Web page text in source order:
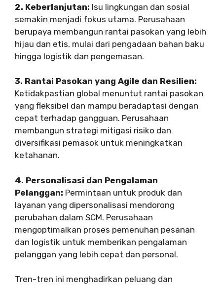
2. Keberlanjutan: Isu lingkungan dan sosial
semakin menjadi fokus utama. Perusahaan
berupaya membangun rantai pasokan yang lebih
hijau dan etis, mulai dari pengadaan bahan baku
hingga logistik dan pengemasan.
3. Rantai Pasokan yang Agile dan Resilien:
Ketidakpastian global menuntut rantai pasokan
yang fleksibel dan mampu beradaptasi dengan
cepat terhadap gangguan. Perusahaan
membangun strategi mitigasi risiko dan
diversifikasi pemasok untuk meningkatkan
ketahanan.
4. Personalisasi dan Pengalaman
Pelanggan: Permintaan untuk produk dan
layanan yang dipersonalisasi mendorong
perubahan dalam SCM. Perusahaan
mengoptimalkan proses pemenuhan pesanan
dan logistik untuk memberikan pengalaman
pelanggan yang lebih cepat dan personal.
Tren-tren ini menghadirkan peluang dan